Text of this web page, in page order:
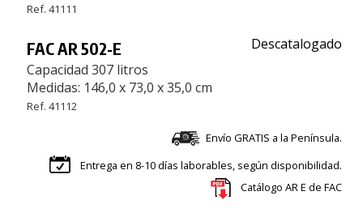
Ref. 41111
FAC AR 502-E
Capacidad 307 litros
Medidas: 146,0 x 73,0 x 35,0 cm
Ref. 41112
Descatalogado
Envío GRATIS a la Península.
Entrega en 8-10 días laborables, según disponibilidad.
Catálogo AR E de FAC